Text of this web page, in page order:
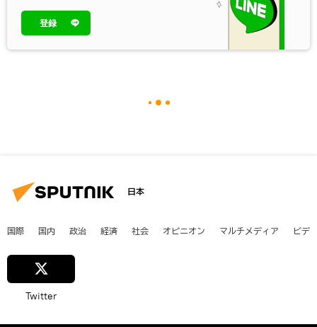
登録
日本
国際 国内 政治 経済 社会 オピニオン マルチメディア ビデ
Twitter